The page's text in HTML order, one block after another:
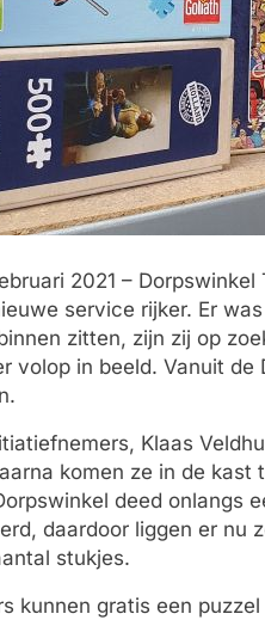
2021 –
service rijker. Er
zitten, zijn zij op
volop in beeld. Vanuit
Klaas
komen ze in de
deed onlangs
daardoor liggen er nu
stukjes.
kunnen gratis een